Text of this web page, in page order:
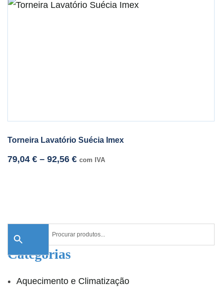
Torneira Lavatório Suécia Imex
79,04 € – 92,56 € com IVA
Categorias
Aquecimento e Climatização